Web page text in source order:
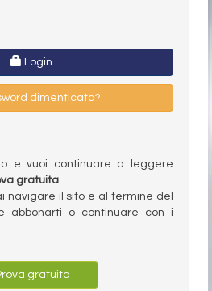
Login
dimenticata?
e vuoi continuare a leggere
gratuita.
navigare il sito e al termine del
abbonarti o continuare con i
gratuita